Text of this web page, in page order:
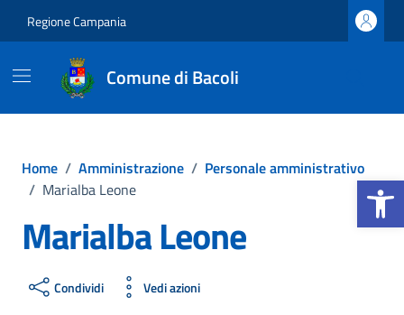
Apri la
Regione Campania
Comune di Bacoli
Home / Amministrazione / Personale amministrativo
/ Marialba Leone
Marialba Leone
Condividi Vedi azioni